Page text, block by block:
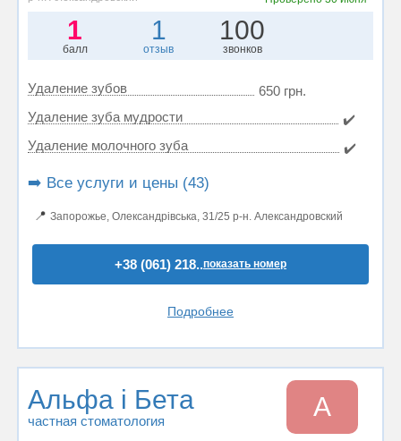
1
балл
1
отзыв
100
звонков
Удаление зубов
650 грн.
Удаление зуба мудрости
✔️
Удаление молочного зуба
✔️
➡️ Все услуги и цены (43)
📍 Запорожье, Олександрівська, 31/25 р-н. Александровский
+38 (061) 218..показать номер
Подробнее
Альфа і Бета
частная стоматология А